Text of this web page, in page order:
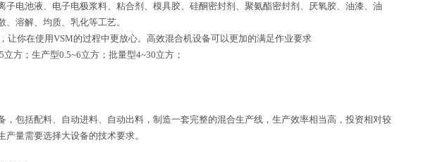
池液、电子电极浆料、粘合剂、模具胶、硅酮密封剂、聚氨酯密封剂、厌氧胶、油漆、油
溶解、均质、乳化等工艺。
你在使用VSM的过程中更放心。高效混合机设备可以更加的满足作业要求
方；生产型0.5~6立方；批量型4~30立方；
括配料、自动进料、自动出料，制造一套完整的混合生产线，生产效率相当高，投资相对较
量需要选择大设备的技术要求。